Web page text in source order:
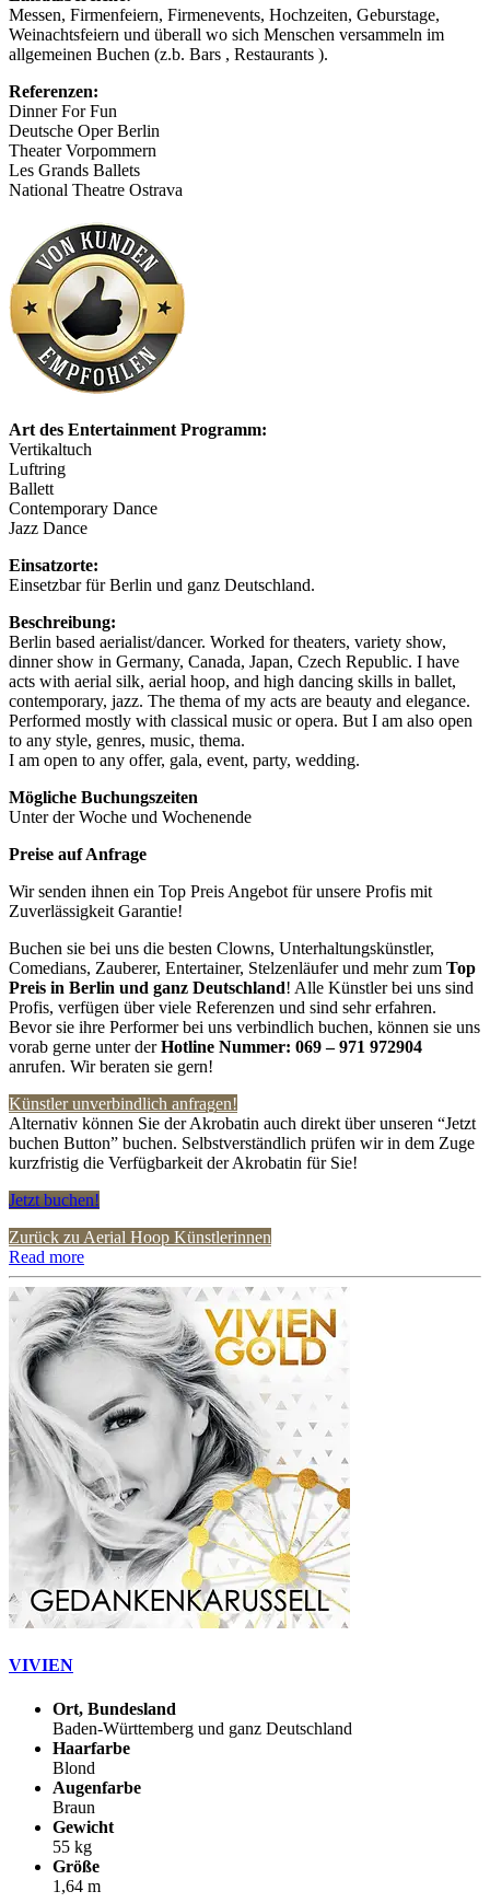
Messen, Firmenfeiern, Firmenevents, Hochzeiten, Geburstage,
Weinachtsfeiern und überall wo sich Menschen versammeln im
allgemeinen Buchen (z.b. Bars , Restaurants ).
Referenzen:
Dinner For Fun
Deutsche Oper Berlin
Theater Vorpommern
Les Grands Ballets
National Theatre Ostrava
Art des Entertainment Programm:
Vertikaltuch
Luftring
Ballett
Contemporary Dance
Jazz Dance
Einsatzorte:
Einsetzbar für Berlin und ganz Deutschland.
Beschreibung:
Berlin based aerialist/dancer. Worked for theaters, variety show,
dinner show in Germany, Canada, Japan, Czech Republic. I have
acts with aerial silk, aerial hoop, and high dancing skills in ballet,
contemporary, jazz. The thema of my acts are beauty and elegance.
Performed mostly with classical music or opera. But I am also open
to any style, genres, music, thema.
I am open to any offer, gala, event, party, wedding.
Mögliche Buchungszeiten
Unter der Woche und Wochenende
Preise auf Anfrage
Wir senden ihnen ein Top Preis Angebot für unsere Profis mit
Zuverlässigkeit Garantie!
Buchen sie bei uns die besten Clowns, Unterhaltungskünstler,
Comedians, Zauberer, Entertainer, Stelzenläufer und mehr zum Top
Preis in Berlin und ganz Deutschland! Alle Künstler bei uns sind
Profis, verfügen über viele Referenzen und sind sehr erfahren.
Bevor sie ihre Performer bei uns verbindlich buchen, können sie uns
vorab gerne unter derHotline Nummer: 069 – 971 972904
anrufen. Wir beraten sie gern!
Künstler unverbindlich anfragen!
Alternativ können Sie der Akrobatin auch direkt über unseren “Jetzt
buchen Button” buchen. Selbstverständlich prüfen wir in dem Zuge
kurzfristig die Verfügbarkeit der Akrobatin für Sie!
Jetzt buchen!
Zurück zu Aerial Hoop Künstlerinnen
Read more
VIVIEN
Ort, Bundesland
Baden-Württemberg und ganz Deutschland
Haarfarbe
Blond
Augenfarbe
Braun
Gewicht
55 kg
Größe
1,64 m